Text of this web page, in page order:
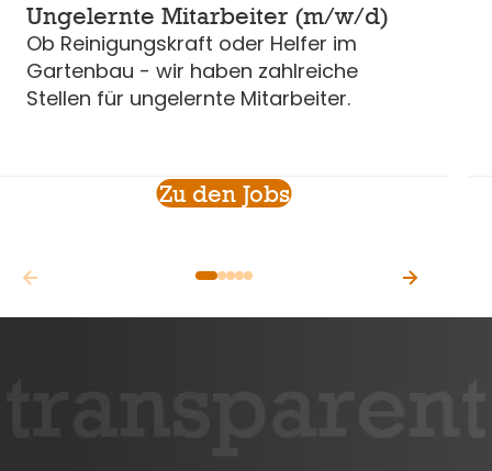
Ungelernte Mitarbeiter (m/w/d)
Ob Reinigungskraft oder Helfer im
Gartenbau - wir haben zahlreiche
Stellen für ungelernte Mitarbeiter.
Zu den Jobs